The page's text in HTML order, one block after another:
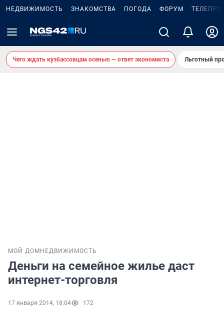
НЕДВИЖИМОСТЬ ЗНАКОМСТВА ПОГОДА ФОРУМ
Чего ждать кузбассовцам осенью — ответ экономиста Льготный
МОЙ ДОМ НЕДВИЖИМОСТЬ
Деньги на семейное жилье даст
интернет-торговля
17 января 2014, 18:04 172